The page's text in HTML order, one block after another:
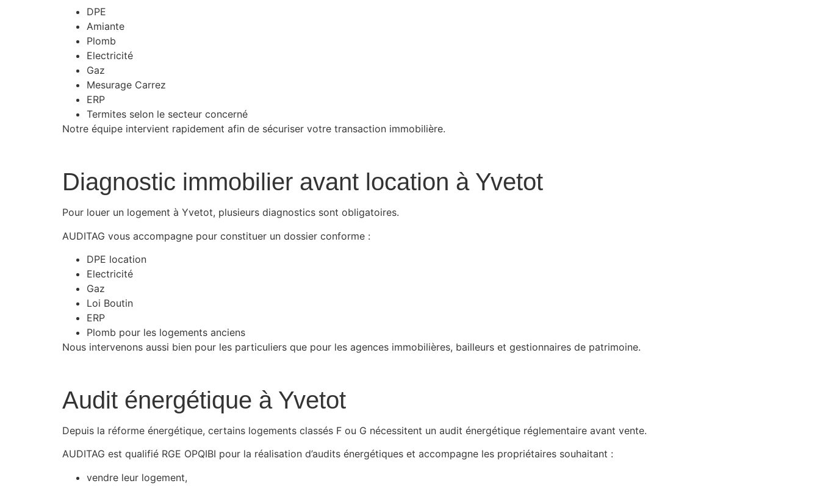
DPE
Amiante
Plomb
Electricité
Gaz
Mesurage Carrez
ERP
Termites selon le secteur concerné
Notre équipe intervient rapidement afin de sécuriser votre transaction immobilière.
Diagnostic immobilier avant location à Yvetot
Pour louer un logement à Yvetot, plusieurs diagnostics sont obligatoires.
AUDITAG vous accompagne pour constituer un dossier conforme :
DPE location
Electricité
Gaz
Loi Boutin
ERP
Plomb pour les logements anciens
Nous intervenons aussi bien pour les particuliers que pour les agences immobilières, bailleurs et gestionnaires de patrimoine.
Audit énergétique à Yvetot
Depuis la réforme énergétique, certains logements classés F ou G nécessitent un audit énergétique réglementaire avant vente.
AUDITAG est qualifié RGE OPQIBI pour la réalisation d’audits énergétiques et accompagne les propriétaires souhaitant :
vendre leur logement,